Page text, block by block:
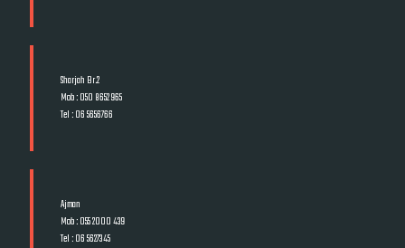
Sharjah Br.2
Mob : 050 8652 965
Tel : 06 5656766
Ajman
Mob : 055 2000 439
Tel : 06 5627345